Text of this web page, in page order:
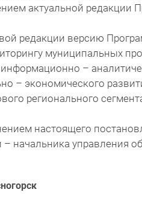
актуальной редакции
редакции версию
муниципальных
–
– экономического
регионального
настоящего
начальника управления